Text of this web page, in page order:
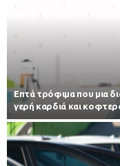
Επτά τρόφιμα που μια
γερή καρδιά και